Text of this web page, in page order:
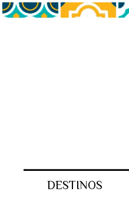
DESTINOS